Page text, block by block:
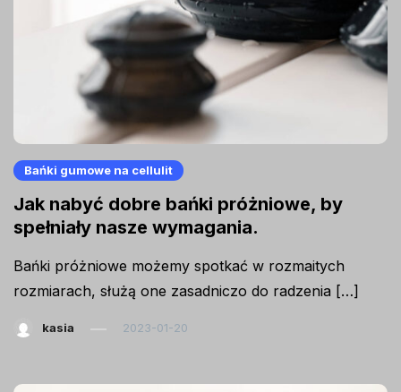
Bańki gumowe na cellulit
Jak nabyć dobre bańki próżniowe, by
spełniały nasze wymagania.
Bańki próżniowe możemy spotkać w rozmaitych
rozmiarach, służą one zasadniczo do radzenia […]
kasia 2023-01-20